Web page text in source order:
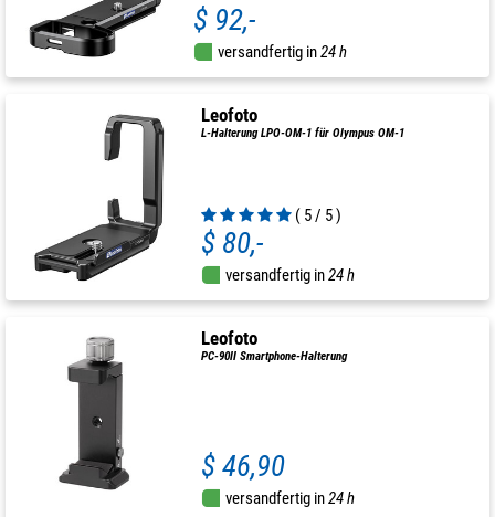
$ 92,-
versandfertig in24 h
Leofoto
L-Halterung LPO-OM-1 für Olympus OM-1
( 5 / 5 )
$ 80,-
versandfertig in24 h
Leofoto
PC-90II Smartphone-Halterung
$ 46,90
versandfertig in24 h